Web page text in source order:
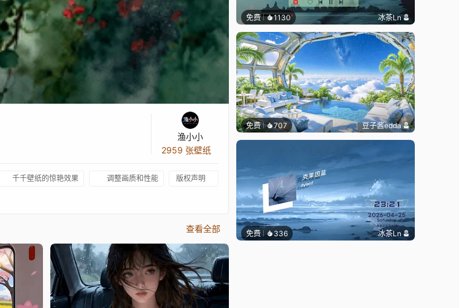
渔小小
2959 张壁纸
千千壁纸的惊艳效果 调整画质和性能 版权声明
查看全部
免费 1130 冰茶Ln
免费 707 豆子酱edda
免费 336 冰茶Ln